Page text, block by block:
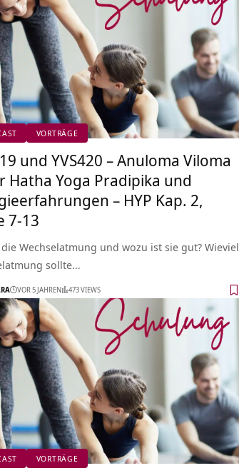
VORTRÄGE
und YVS420 – Anuloma Viloma
Hatha Yoga Pradipika und
– HYP Kap. 2,
7-13
die Wechselatmung und wozu ist sie gut? Wieviel
sollte…
VOR 5 JAHREN 473 VIEWS
VORTRÄGE